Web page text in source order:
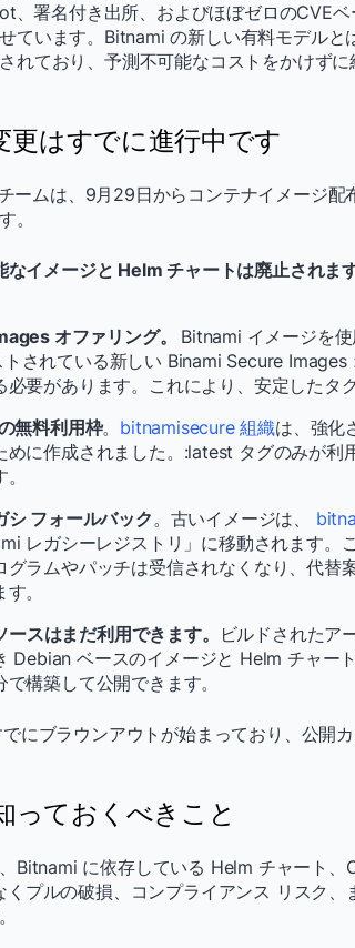
、署名付き出所、およびほぼゼロのCVE
ています。Bitnami の新しい有料モデルと
れており、予測不可能なコストをかけず
はすでに進行中です
ームは、9月29日からコンテナイメージ配
。
イメージと Helm チャートは廃止されま
オファリング。 Bitnami イメージを使
されている新しい Binami Secure Images
要があります。これにより、安定したタ
無料利用枠。 bitnamisecure 組織は、強化
めに作成されました。:latest タグのみが利
フォールバック。古いイメージは、
レガシーレジストリ」に移動されます。
グラムやパッチは受信されなくなり、代替
。
スはまだ利用できます。
ビルドされたア
Debian ベースのイメージと Helm チャー
構築して公開できます。
にブラウンアウトが始まっており、公開
っておくべきこと
Bitnami に依存している Helm チャート、
プルの破損、コンプライアンス リスク、